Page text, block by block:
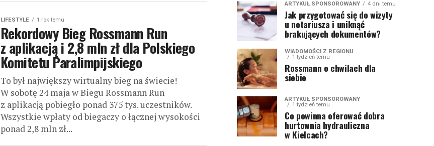
LIFESTYLE 1 rok temu
Rekordowy Bieg Rossmann Run
z aplikacją i 2,8 mln zł dla Polskiego
Komitetu Paralimpijskiego
To był największy wirtualny bieg na świecie!
W sobotę 24 maja w Biegu Rossmann Run
z aplikacją pobiegło ponad 375 tys. uczestników.
Wszystkie wpłaty od biegaczy o łącznej wysokości
ponad 2,8 mln zł...
ARTYKUŁ SPONSOROWANY 4 dni temu
Jak przygotować się do wizyty
u notariusza i uniknąć
brakujących dokumentów?
WIADOMOŚCI Z REGIONU
1 tydzień temu
Rossmann o chwilach dla
siebie
ARTYKUŁ SPONSOROWANY
1 tydzień temu
Co powinna oferować dobra
hurtownia hydrauliczna
w Kielcach?